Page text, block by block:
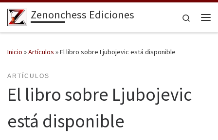
Saltar al contenido
Zenonchess Ediciones
Search
Inicio »Artículos »El libro sobre Ljubojevic está disponible
ARTÍCULOS
El libro sobre Ljubojevic
está disponible